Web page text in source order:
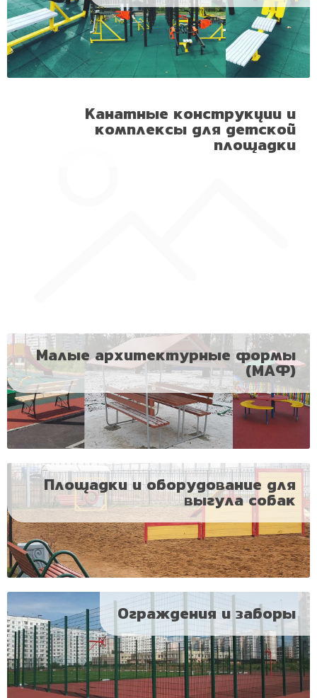
Канатные конструкции и
комплексы для детской
площадки
Малые архитектурные формы
(МАФ)
Площадки и оборудование для
выгула собак
Ограждения и заборы